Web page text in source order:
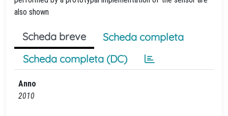
also shown
Scheda breve
Scheda completa
Scheda completa (DC)
Anno
2010